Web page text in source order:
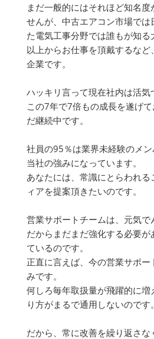
まだ一般的にはそれほど知名
せんが、中古エアコン市場では
た電気工事分野では誰もが知
以上からお仕事を頂戴するな
企業です。
ハッキリ言って現在社内は活気
この7年で7倍もの成長を遂げ
だ継続中です。
社員の95％は業界未経験のメ
当社の強みになっています。
あなたには、常識にとらわれ
ィアを提案頂きたいのです。
営業サポートチームは、元気で
だからまだまだ強化する必要
ているのです。
正直に言えば、今の営業サポ
みです。
何しろ毎年取扱量が飛躍的に
り方がまるで通用しないのです。
だから、常に改善を繰り返さな